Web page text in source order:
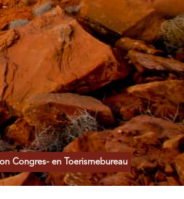
Congres- en Toerismebureau